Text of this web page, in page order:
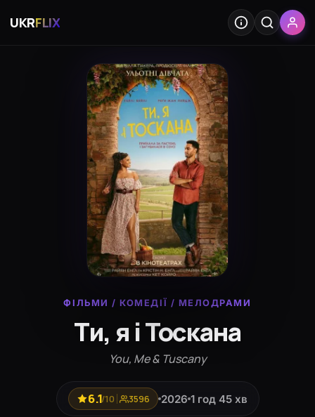
UKRFLIX
ФІЛЬМИ / КОМЕДІЇ / МЕЛОДРАМИ
Ти, я і Тоскана
You, Me & Tuscany
6.1/10 3596 2026 1 год 45 хв